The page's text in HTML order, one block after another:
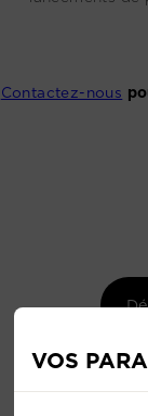
Contactez-nous
VOS